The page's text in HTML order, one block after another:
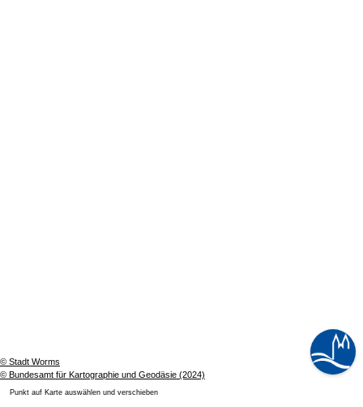
Punkt auf Karte auswählen und verschieben
© Bundesamt für Kartographie und Geodäsie (2024)
© Stadt Worms